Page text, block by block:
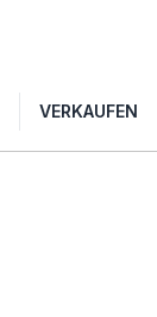
VERKAUFEN